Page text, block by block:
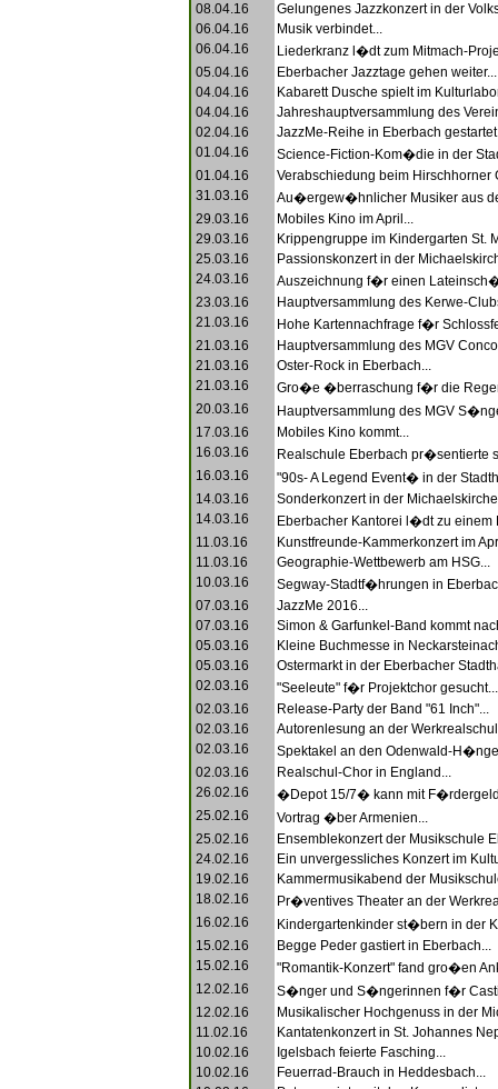
08.04.16
Gelungenes Jazzkonzert in der
06.04.16
Musik verbindet...
06.04.16
Liederkranz l�dt zum Mitmach-
05.04.16
Eberbacher Jazztage gehen weiter...
04.04.16
Kabarett Dusche spielt im
04.04.16
Jahreshauptversammlung des
02.04.16
JazzMe-Reihe in Eberbach
01.04.16
Science-Fiction-Kom�die in der
01.04.16
Verabschiedung beim Hirschhorner
31.03.16
Au�ergew�hnlicher Musiker aus
29.03.16
Mobiles Kino im April...
29.03.16
Krippengruppe im Kindergarten St.
25.03.16
Passionskonzert in der
24.03.16
Auszeichnung f�r einen
23.03.16
Hauptversammlung des Kerwe-
21.03.16
Hohe Kartennachfrage f�r
21.03.16
Hauptversammlung des MGV
21.03.16
Oster-Rock in Eberbach...
21.03.16
Gro�e �berraschung f�r die
20.03.16
Hauptversammlung des MGV
17.03.16
Mobiles Kino kommt...
16.03.16
Realschule Eberbach pr�sentierte
16.03.16
"90s- A Legend Event� in der
14.03.16
Sonderkonzert in der
14.03.16
Eberbacher Kantorei l�dt zu einem
11.03.16
Kunstfreunde-Kammerkonzert im
11.03.16
Geographie-Wettbewerb am HSG...
10.03.16
Segway-Stadtf�hrungen in
07.03.16
JazzMe 2016...
07.03.16
Simon & Garfunkel-Band kommt
05.03.16
Kleine Buchmesse in
05.03.16
Ostermarkt in der Eberbacher
02.03.16
"Seeleute" f�r Projektchor gesucht...
02.03.16
Release-Party der Band "61 Inch"...
02.03.16
Autorenlesung an der
02.03.16
Spektakel an den Odenwald-
02.03.16
Realschul-Chor in England...
26.02.16
�Depot 15/7� kann mit
25.02.16
Vortrag �ber Armenien...
25.02.16
Ensemblekonzert der Musikschule
24.02.16
Ein unvergessliches Konzert im
19.02.16
Kammermusikabend der
18.02.16
Pr�ventives Theater an der
16.02.16
Kindergartenkinder st�bern in der
15.02.16
Begge Peder gastiert in Eberbach...
15.02.16
"Romantik-Konzert" fand gro�en
12.02.16
S�nger und S�ngerinnen f�r
12.02.16
Musikalischer Hochgenuss in der
11.02.16
Kantatenkonzert in St. Johannes
10.02.16
Igelsbach feierte Fasching...
10.02.16
Feuerrad-Brauch in Heddesbach...